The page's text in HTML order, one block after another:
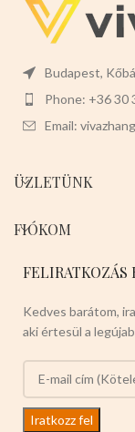
SÖTÉTBARNA -
SÖTÉT KÉK -PIROS -
Válasszon
Budapest,
Phone: +36 30
Email:
ÜZLETÜNK
FIÓKOM
FELIRATKOZÁS
Kedves barátom,
aki értesül a